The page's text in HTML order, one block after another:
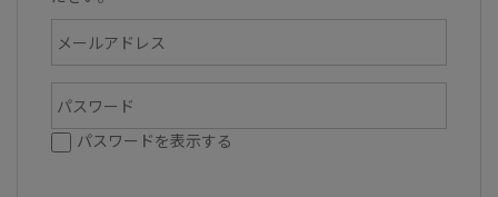
パスワードを表示する